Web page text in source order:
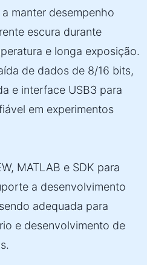
manter desempenho
escura durante
e longa exposição.
de dados de 8/16 bits,
e interface USB3 para
em experimentos
MATLAB e SDK para
a desenvolvimento
adequada para
e desenvolvimento de